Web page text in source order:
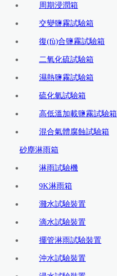
周期浸潤箱
交變鹽霧試驗箱
復(fù)合鹽霧試驗箱
二氧化硫試驗箱
濕熱鹽霧試驗箱
硫化氫試驗箱
高低溫加載鹽霧試驗箱
混合氣體腐蝕試驗箱
砂塵淋雨箱
淋雨試驗機
9K淋雨箱
濺水試驗裝置
滴水試驗裝置
擺管淋雨試驗裝置
沖水試驗裝置